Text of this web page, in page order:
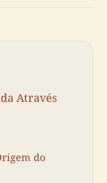
Através
do